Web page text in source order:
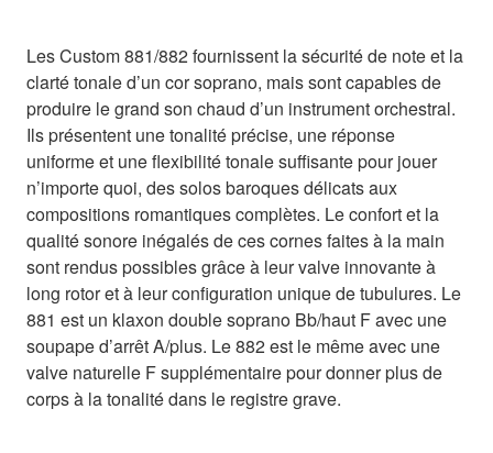
Les Custom 881/882 fournissent la sécurité de note et la
clarté tonale d’un cor soprano, mais sont capables de
produire le grand son chaud d’un instrument orchestral.
Ils présentent une tonalité précise, une réponse
uniforme et une flexibilité tonale suffisante pour jouer
n’importe quoi, des solos baroques délicats aux
compositions romantiques complètes. Le confort et la
qualité sonore inégalés de ces cornes faites à la main
sont rendus possibles grâce à leur valve innovante à
long rotor et à leur configuration unique de tubulures. Le
881 est un klaxon double soprano Bb/haut F avec une
soupape d’arrêt A/plus. Le 882 est le même avec une
valve naturelle F supplémentaire pour donner plus de
corps à la tonalité dans le registre grave.